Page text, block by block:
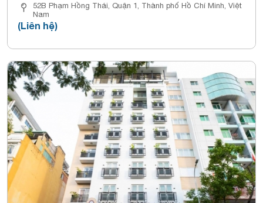
52B Phạm Hồng Thái, Quận 1, Thành phố Hồ Chí Minh, Việt
Nam
(Liên hệ)